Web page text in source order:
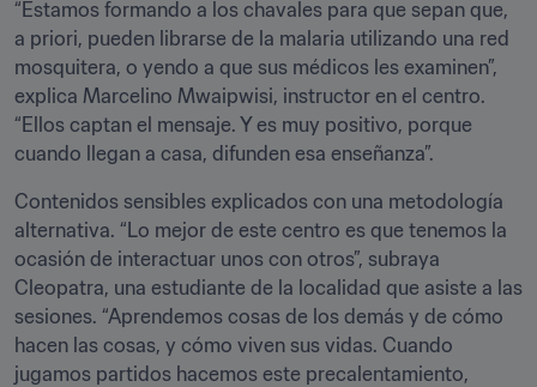
“Estamos formando a los chavales para que sepan que,
a priori, pueden librarse de la malaria utilizando una red
mosquitera, o yendo a que sus médicos les examinen”,
explica Marcelino Mwaipwisi, instructor en el centro.
“Ellos captan el mensaje. Y es muy positivo, porque
cuando llegan a casa, difunden esa enseñanza”.
Contenidos sensibles explicados con una metodología
alternativa. “Lo mejor de este centro es que tenemos la
ocasión de interactuar unos con otros”, subraya
Cleopatra, una estudiante de la localidad que asiste a las
sesiones. “Aprendemos cosas de los demás y de cómo
hacen las cosas, y cómo viven sus vidas. Cuando
jugamos partidos hacemos este precalentamiento,